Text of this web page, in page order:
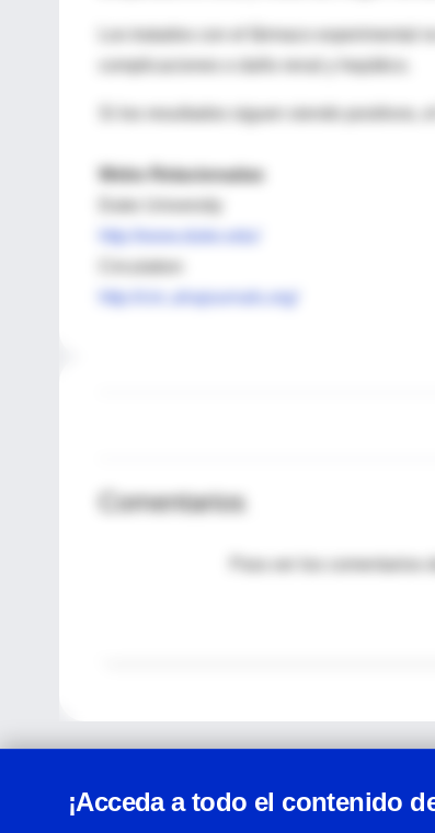
Los tratados con el fármaco experimental
Si los resultados siguen siendo positivos,
Webs Relacionadas
Comentarios
Para ver los comentarios
¡Acceda a todo el contenido